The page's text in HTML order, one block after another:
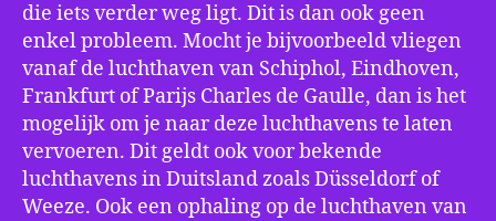
die iets verder weg ligt. Dit is dan ook geen
enkel probleem. Mocht je bijvoorbeeld vliegen
vanaf de luchthaven van Schiphol, Eindhoven,
Frankfurt of Parijs Charles de Gaulle, dan is het
mogelijk om je naar deze luchthavens te laten
vervoeren. Dit geldt ook voor bekende
luchthavens in Duitsland zoals Düsseldorf of
Weeze. Ook een ophaling op de luchthaven van